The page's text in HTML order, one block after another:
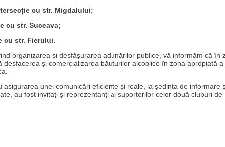
cu str. Migdalului;
cu str. Suceava;
cu str. Fierului.
organizarea și desfășurarea adunărilor publice, vă informăm că în
și comercializarea băuturilor alcoolice în zona apropiată a
unei comunicări eficiente și reale, la ședința de informare
au fost invitați și reprezentanți ai suporterilor celor două cluburi de